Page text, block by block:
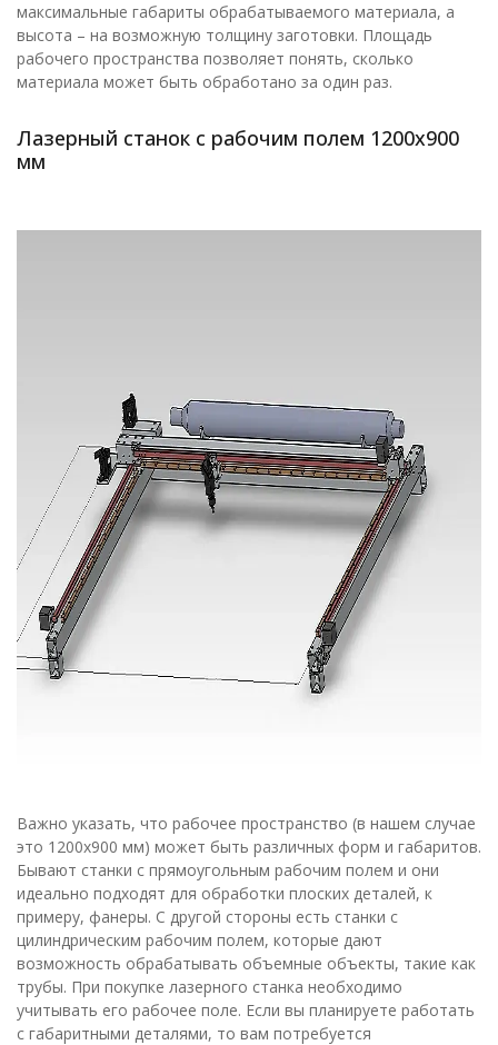
максимальные габариты обрабатываемого материала, а
высота – на возможную толщину заготовки. Площадь
рабочего пространства позволяет понять, сколько
материала может быть обработано за один раз.
Лазерный станок с рабочим полем 1200х900
мм
Важно указать, что рабочее пространство (в нашем случае
это 1200х900 мм) может быть различных форм и габаритов.
Бывают станки с прямоугольным рабочим полем и они
идеально подходят для обработки плоских деталей, к
примеру, фанеры. С другой стороны есть станки с
цилиндрическим рабочим полем, которые дают
возможность обрабатывать объемные объекты, такие как
трубы. При покупке лазерного станка необходимо
учитывать его рабочее поле. Если вы планируете работать
с габаритными деталями, то вам потребуется